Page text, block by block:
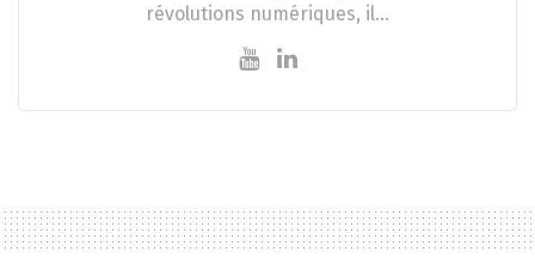
révolutions numériques, il…